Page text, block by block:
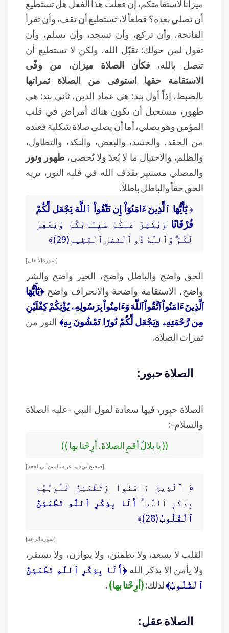
ميزاناً لاستقامتكم، إن فعلت هذا الفعل هل تستطيع
أن تصلي بعده؟ قطعاً لا، تستطيع أن تقف، وأن تقرأ
الفاتحة، وأن تركع، وأن تسجد، وأن تسلم، وأن
تقول لمن حولك: تقبّل الله، ولكن لا تستطيع أن
تتصل بالله، فكأن الصلاة ميزان، من وفّى
الاستقامة حقها استوفى من الصلاة ثمراتها
بالضبط، إذاً أول بند: هي عماد الدين، ثاني بند: هي
طهور، مستحيل أن يكون هناك أمراض في قلب
المؤمن وهو يصلي، أما أن يصلي صلاة شكلية فعنده
من الحقد، والحسد، والبغض، والنكد، والتطاول،
والظلم، والاحتيال ما لا يُعدّ ولا يُحصى، طهور ونور
والمصلي مستنير يقذف الله في قلبه النور، يريه
الحق حقاً والباطل باطلاً.
﴿يَٰٓأَيُّهَا ٱلَّذِينَ ءَامَنُوٓاْ إِن تَتَّقُواْ ٱللَّهَ يَجْعَل لَّكُمْ
فُرْقَانًا وَيُكَفِّرْ عَنكُمْ سَيِّـَٔاتِكُمْ وَيَغْفِرْ
لَكُمْ ۗ وَٱللَّهُ ذُو ٱلْفَضْلِ ٱلْعَظِيمِ(29)﴾
[ سورة الأنفال ]
الحق واضح والباطل واضح، الخير واضح والشر
واضح، الاستقامة واضحة والانحراف واضح﴿يَٰٓأَيُّهَا
ٱلَّذِينَ ءَامَنُواْ ٱتَّقُواْ ٱللَّهَ وَءَامِنُواْ بِرَسُولِهِۦ يُؤْتِكُمْ كِفْلَيْنِ
مِن رَّحْمَتِهِۦ وَيَجْعَل لَّكُمْ نُورًا تَمْشُونَ بِهِ﴾ النور من
ثمرات الصلاة.
الصلاة حبور:
الصلاة حبور، فيها سعادة لقول النبي -عليه الصلاة
والسلام-:
(( يا بلالُ أقمِ الصلاةَ، أرِحْنا بها ))
[ صحيح أبي داود عن سالم بن أبي الجعد ]
﴿ ٱلَّذِينَ ءَامَنُواْ وَتَطْمَئِنُّ قُلُوبُهُم
بِذِكْرِ ٱللَّهِ ۗ أَلَا بِذِكْرِ ٱللَّهِ تَطْمَئِنُّ
ٱلْقُلُوبُ(28)﴾
[ سورة الرعد ]
القلب لا يسعد، ولا يطمئن، ولا يتوازن، ولا يستقر،
ولا يأمن إلا بذكر الله﴿أَلَا بِذِكْرِ ٱللَّهِ تَطْمَئِنُّ
ٱلْقُلُوبُ﴾لذلك:(أرِحْنا بها).
الصلاة عقل: